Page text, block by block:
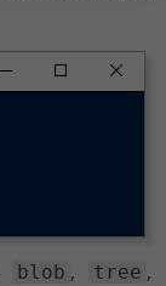
blob , tree ,